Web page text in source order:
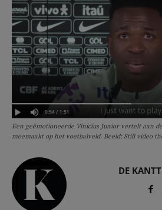
Een geëmotioneerde Vinicius Junior vertelt aan
meemaakt op het voetbalveld. Beeld: Still video
DE